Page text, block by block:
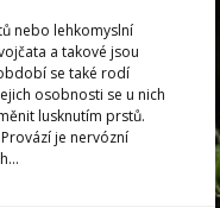
nebo lehkomyslní
a takové jsou
se také rodí
osobnosti se u nich
lusknutím prstů.
je nervózní